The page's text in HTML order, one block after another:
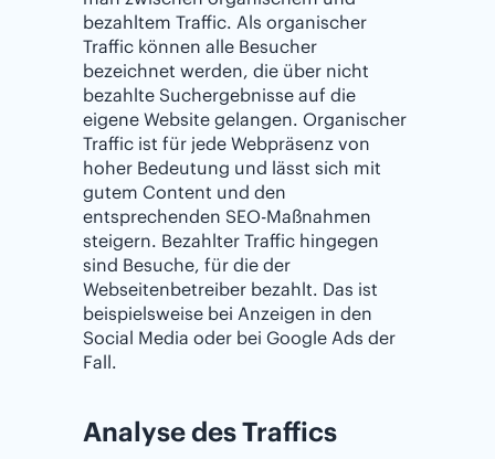
bezahltem Traffic. Als organischer
Traffic können alle Besucher
bezeichnet werden, die über nicht
bezahlte Suchergebnisse auf die
eigene Website gelangen. Organischer
Traffic ist für jede Webpräsenz von
hoher Bedeutung und lässt sich mit
gutem Content und den
entsprechenden SEO-Maßnahmen
steigern. Bezahlter Traffic hingegen
sind Besuche, für die der
Webseitenbetreiber bezahlt. Das ist
beispielsweise bei Anzeigen in den
Social Media oder bei Google Ads der
Fall.
Analyse des Traffics